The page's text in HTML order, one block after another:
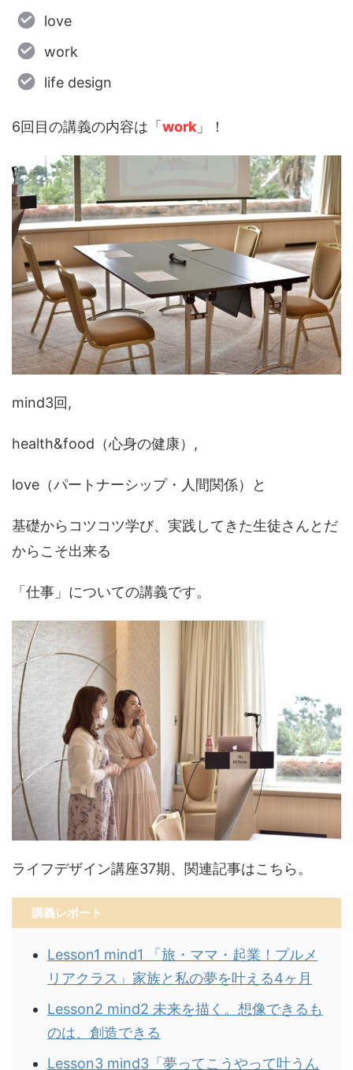
love
work
life design
6回目の講義の内容は「work 」！
mind3回,
health&food（心身の健康）,
love（パートナーシップ・人間関係）と
基礎からコツコツ学び、実践してきた生徒さんとだ
からこそ出来る
「仕事」についての講義です。
ライフデザイン講座37期、関連記事はこちら。
講義レポート
Lesson1 mind1 「旅・ママ・起業！プルメ
リアクラス」家族と私の夢を叶える4ヶ月
Lesson2 mind2 未来を描く。想像できるも
のは、創造できる
Lesson3 mind3「夢ってこうやって叶うん